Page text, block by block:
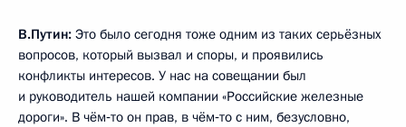
В.Путин: Это было сегодня тоже одним из таких серьёзных
вопросов, который вызвал и споры, и проявились
конфликты интересов. У нас на совещании был
и руководитель нашей компании «Российские железные
дороги». В чём‑то он прав, в чём‑то с ним, безусловно,